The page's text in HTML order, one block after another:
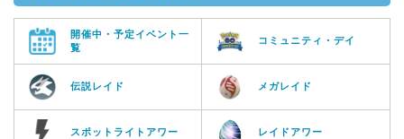
開催中・予定イベント一
覧
コミュニティ・デイ
伝説レイド メガレイド
スポットライトアワー レイドアワー